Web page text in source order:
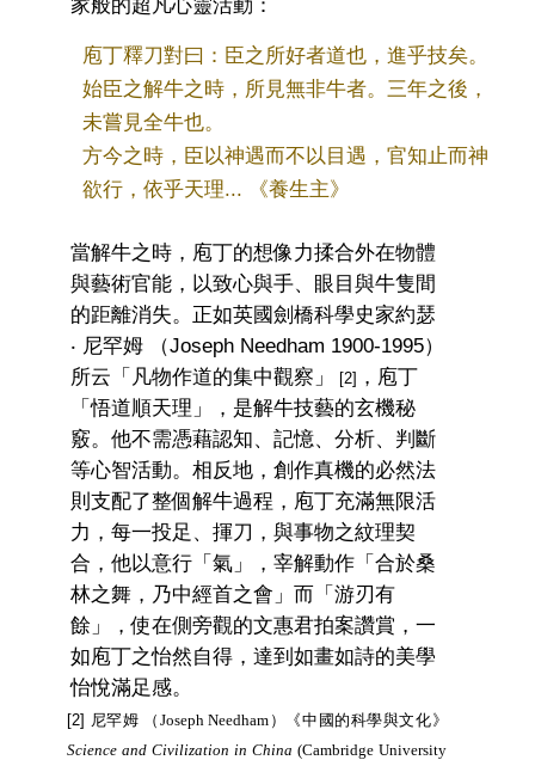
家般的超凡心靈活動：
庖丁釋刀對曰：臣之所好者道也，進乎技矣。
始臣之解牛之時，所見無非牛者。三年之後，
未嘗見全牛也。
方今之時，臣以神遇而不以目遇，官知止而神
欲行，依乎天理... 《養生主》
當解牛之時，庖丁的想像力揉合外在物體
與藝術官能，以致心與手、眼目與牛隻間
的距離消失。正如英國劍橋科學史家約瑟
‧ 尼罕姆
（Joseph Needham 1900-1995）
所云「凡物作道的集中觀察」
[2] ，庖丁
「悟道順天理」，是解牛技藝的玄機秘
竅。他不需憑藉認知、記憶、分析、判斷
等心智活動。相反地，創作真機的必然法
則支配了整個解牛過程，庖丁充滿無限活
力，每一投足、揮刀，與事物之紋理契
合，他以意行「氣」，宰解動作「合於桑
林之舞，乃中經首之會」而「游刃有
餘」，使在側旁觀的文惠君拍案讚賞，一
如庖丁之怡然自得，達到如畫如詩的美學
怡悅滿足感。
[2] 尼罕姆 （Joseph Needham）
《中國的科學與文化》
Science and Civilization in China (Cambridge University